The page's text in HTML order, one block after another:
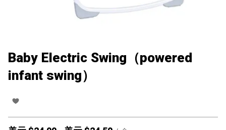
Baby Electric Swing（powered
infant swing）